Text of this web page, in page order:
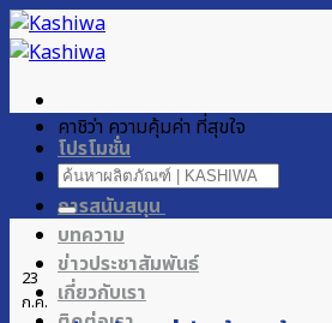
ข้าม
ไป
เนื้อหา
โปรโมชั่น
ผลิตภัณฑ์ของเรา
การสนับสนุน
บทความ
ข่าวประชาสัมพันธ์
เกี่ยวกับเรา
คาชิว่า ความคุ้มค่า ที่สุขใจ
ค้นหา:
23
ก.ค.